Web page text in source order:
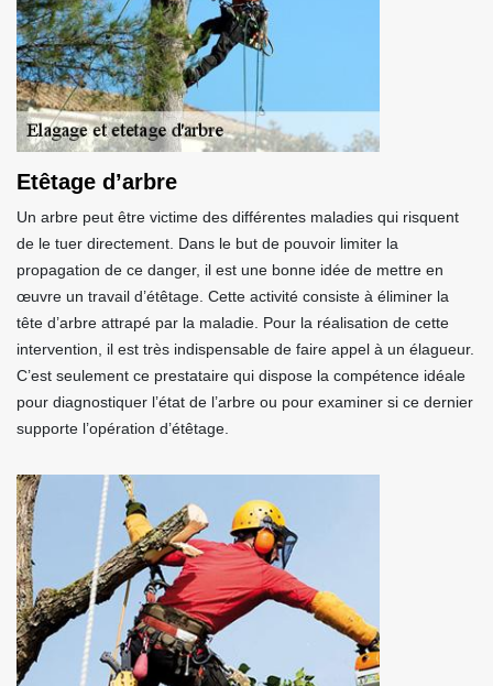
Etêtage d’arbre
Un arbre peut être victime des différentes maladies qui risquent
de le tuer directement. Dans le but de pouvoir limiter la
propagation de ce danger, il est une bonne idée de mettre en
œuvre un travail d’étêtage. Cette activité consiste à éliminer la
tête d’arbre attrapé par la maladie. Pour la réalisation de cette
intervention, il est très indispensable de faire appel à un élagueur.
C’est seulement ce prestataire qui dispose la compétence idéale
pour diagnostiquer l’état de l’arbre ou pour examiner si ce dernier
supporte l’opération d’étêtage.